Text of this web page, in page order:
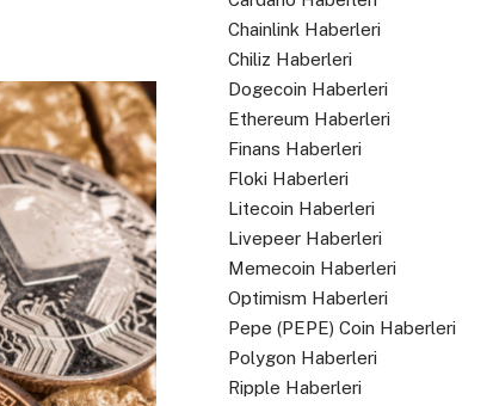
Chainlink Haberleri
Chiliz Haberleri
Dogecoin Haberleri
Ethereum Haberleri
Finans Haberleri
Floki Haberleri
Litecoin Haberleri
Livepeer Haberleri
Memecoin Haberleri
Optimism Haberleri
Pepe (PEPE) Coin Haberleri
Polygon Haberleri
Ripple Haberleri